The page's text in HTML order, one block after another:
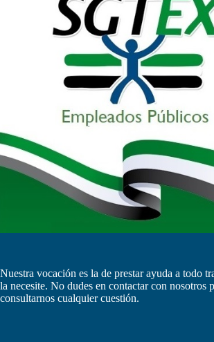
Nuestra vocación es la de prestar ayuda a todo
la necesite. No dudes en contactar con nosotros
consultarnos cualquier cuestión.